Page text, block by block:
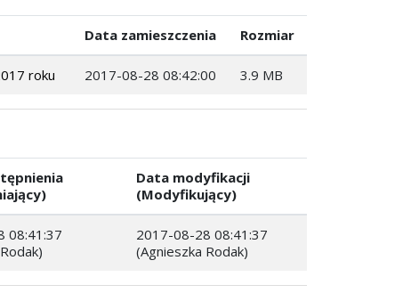
Data zamieszczenia Rozmiar
roku 2017-08-28 08:42:00 3.9 MB
Data modyfikacji
(Modyfikujący)
08:41:37
2017-08-28 08:41:37
(Agnieszka Rodak)